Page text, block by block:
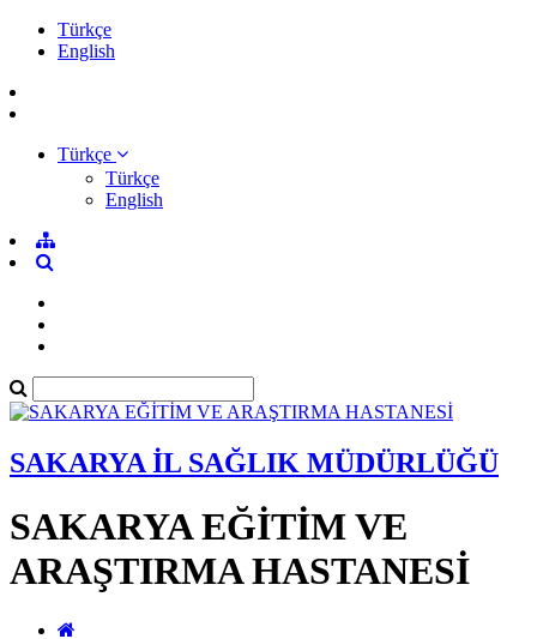
Türkçe
English
Türkçe
Türkçe
English
SAKARYA İL SAĞLIK MÜDÜRLÜĞÜ
SAKARYA EĞİTİM VE
ARAŞTIRMA HASTANESİ